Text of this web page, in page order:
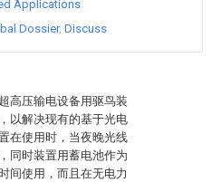
高压输电设备用驱鸟装
以解决现有的基于光电
在使用时，当夜晚光线
同时装置用蓄电池作为
间使用，而且在无电力
Applications
Dossier Discuss